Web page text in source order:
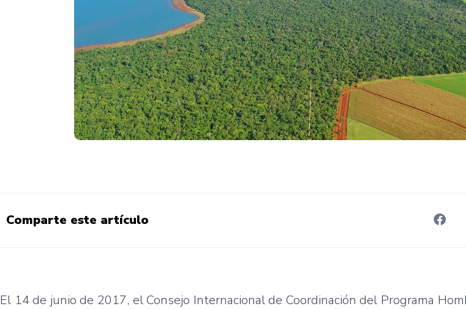
Comparte este artículo
El 14 de junio de 2017, el Consejo Internacional de Coordinación del Programa